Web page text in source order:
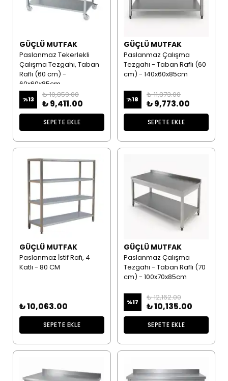
GÜÇLÜ MUTFAK
Paslanmaz Tekerlekli
Çalışma Tezgahı, Taban
Raflı (60 cm) -
60x60x85cm
%13
₺ 10,859.00
₺ 9,411.00
SEPETE EKLE
GÜÇLÜ MUTFAK
Paslanmaz Çalışma
Tezgahı - Taban Raflı (60
cm) - 140x60x85cm
%18
₺ 11,873.00
₺ 9,773.00
SEPETE EKLE
GÜÇLÜ MUTFAK
Paslanmaz İstif Rafı, 4
Katlı - 80 CM
₺ 10,063.00
SEPETE EKLE
GÜÇLÜ MUTFAK
Paslanmaz Çalışma
Tezgahı - Taban Raflı (70
cm) - 100x70x85cm
%17
₺ 12,162.00
₺ 10,135.00
SEPETE EKLE